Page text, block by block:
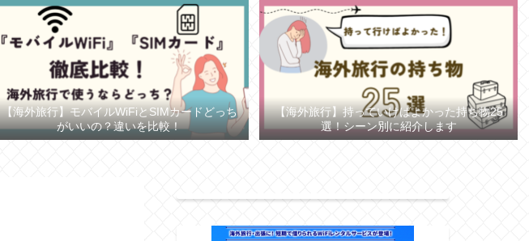
【海外旅行】モバイルWiFiとSIMカードどっち
がいいの？違いを比較！
【海外旅行】持っていけばよかった持ち物25
選！シーン別に紹介します